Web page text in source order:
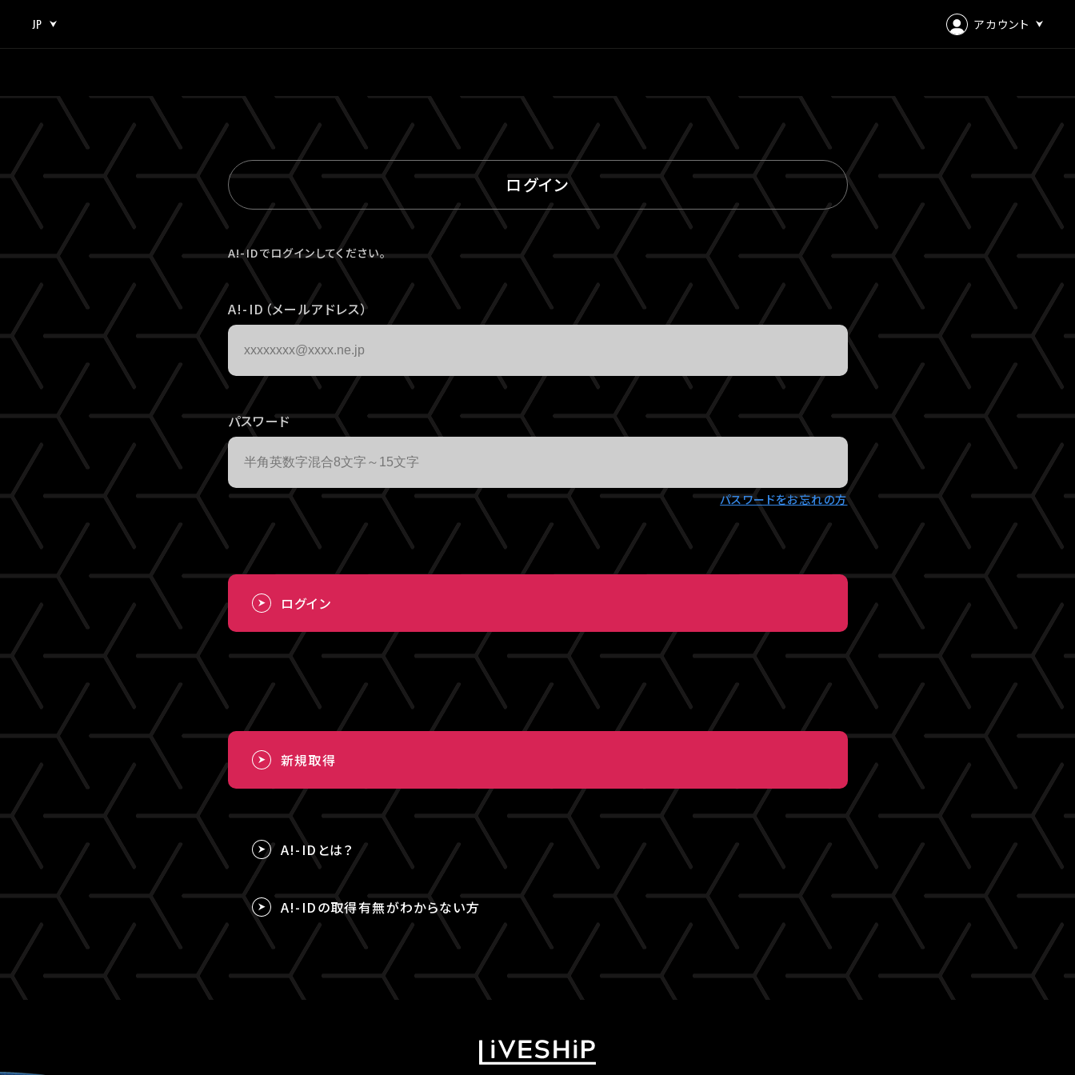
JP アカウント
EN
会員登録
ログイン
A!-IDでログインしてください。
A!-ID（メールアドレス）
パスワード
パスワードをお忘れの方
ログイン
新規取得
A!-IDとは？
A!-IDの取得有無がわからない方